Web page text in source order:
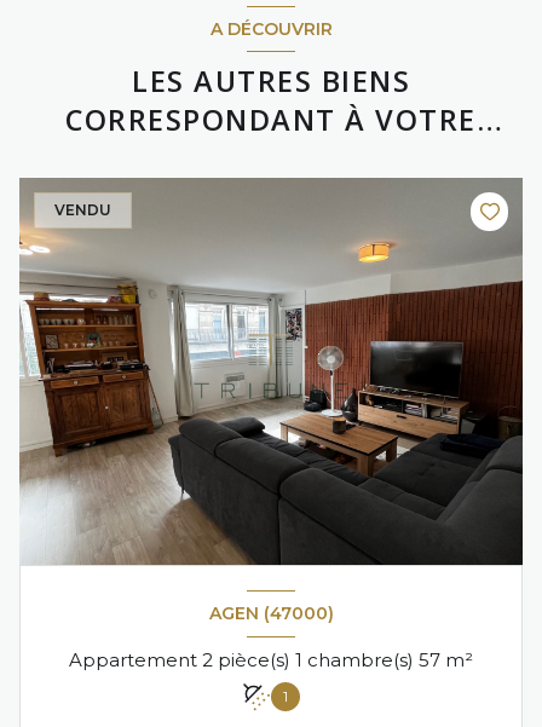
A DÉCOUVRIR
LES AUTRES BIENS
CORRESPONDANT À VOTRE
VENDU
AGEN (47000)
Appartement 2 pièce(s) 1 chambre(s) 57 m²
1